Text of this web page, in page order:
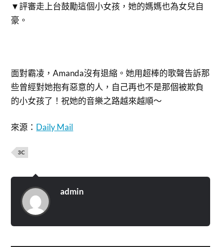
▼​評審走上台鼓勵這個小女孩，她的媽媽也為女兒自
豪。
面對霸凌，Amanda沒有退縮。她用超棒的歌聲告訴那
些曾經對她抱有惡意的人，自己再也不是那個被欺負
的小女孩了！祝她的音樂之路越來越順～
來源： Daily Mail
3C
admin